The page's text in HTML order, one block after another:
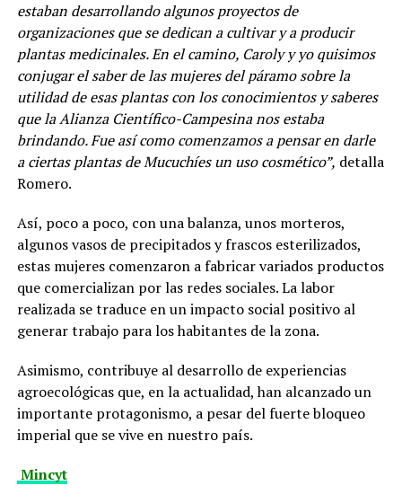
estaban desarrollando algunos proyectos de
organizaciones que se dedican a cultivar y a producir
plantas medicinales. En el camino, Caroly y yo quisimos
conjugar el saber de las mujeres del páramo sobre la
utilidad de esas plantas con los conocimientos y saberes
que la Alianza Científico-Campesina nos estaba
brindando. Fue así como comenzamos a pensar en darle
a ciertas plantas de Mucuchíes un uso cosmético”, detalla
Romero.
Así, poco a poco, con una balanza, unos morteros,
algunos vasos de precipitados y frascos esterilizados,
estas mujeres comenzaron a fabricar variados productos
que comercializan por las redes sociales. La labor
realizada se traduce en un impacto social positivo al
generar trabajo para los habitantes de la zona.
Asimismo, contribuye al desarrollo de experiencias
agroecológicas que, en la actualidad, han alcanzado un
importante protagonismo, a pesar del fuerte bloqueo
imperial que se vive en nuestro país.
Mincyt